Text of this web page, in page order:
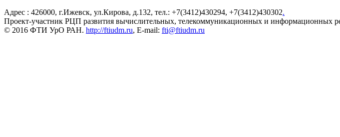
Адрес : 426000, г.Ижевск, ул.Кирова, д.132, тел.: +7(3412)430294, +7(3412)430302.
Проект-участник РЦП развития вычислительных, телекоммуникационных и информационных
© 2016 ФТИ УрО РАН. http://ftiudm.ru, E-mail: fti@ftiudm.ru